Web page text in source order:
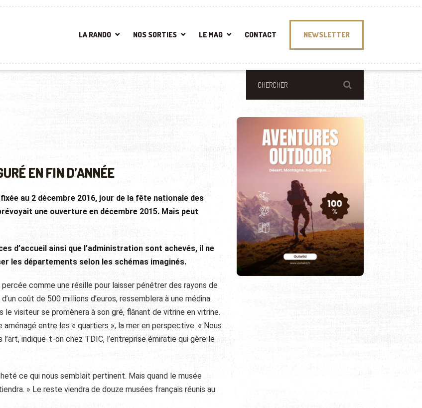
LA RANDO NOS SORTIES LE MAG CONTACT NEWSLETTER
EN FIN D’ANNÉE
au 2 décembre 2016, jour de la fête nationale des
une ouverture en décembre 2015. Mais peut
d’accueil ainsi que l’administration sont achevés, il ne
les départements selon les schémas imaginés.
comme une résille pour laisser pénétrer des rayons de
coût de 500 millions d’euros, ressemblera à une médina.
visiteur se promènera à son gré, flânant de vitrine en vitrine.
entre les « quartiers », la mer en perspective. « Nous
indique-t-on chez TDIC, l’entreprise émiratie qui gère le
ce qui nous semblait pertinent. Mais quand le musée
» Le reste viendra de douze musées français réunis au